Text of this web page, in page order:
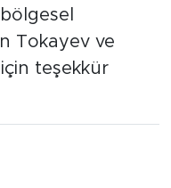
Tokayev ve
teşekkür